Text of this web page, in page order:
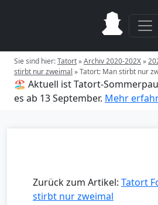
Sie sind hier:Tatort»Archiv 2020-202X»
stirbt nur zweimal »Tatort: Man stirbt nur
🏖️ Aktuell ist Tatort-
es ab 13 September. Mehr
Zurück zum Artikel: Tatort
stirbt nur zweimal